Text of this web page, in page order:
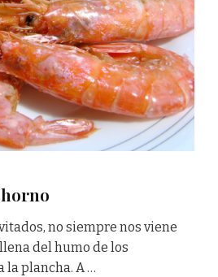
no siempre nos viene
del humo de los
la plancha. A …